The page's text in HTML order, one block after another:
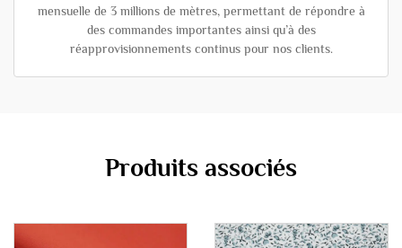
mensuelle de 3 millions de mètres, permettant de répondre à
des commandes importantes ainsi qu’à des
réapprovisionnements continus pour nos clients.
Produits associés